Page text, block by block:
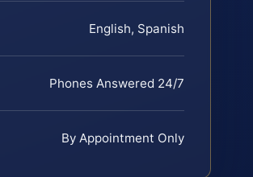
English, Spanish
Phones Answered 24/7
By Appointment Only